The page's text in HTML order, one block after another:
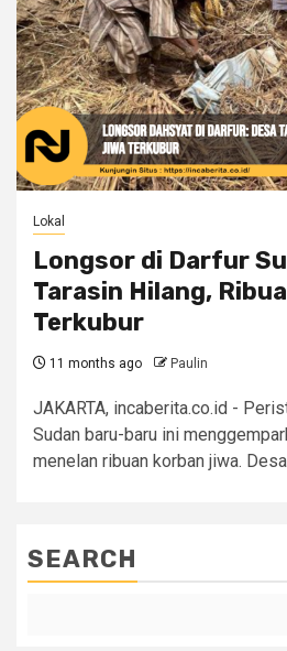
Lokal
Longsor di Darfur
Tarasin Hilang,
Terkubur
11 months ago Paulin
JAKARTA, incaberita.co.id -
Sudan baru-baru ini
menelan ribuan korban jiwa.
SEARCH